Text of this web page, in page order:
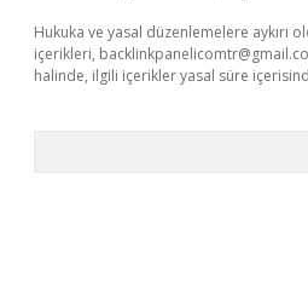
Hukuka ve yasal düzenlemelere aykırı
içerikleri,
halinde, ilgili içerikler yasal süre